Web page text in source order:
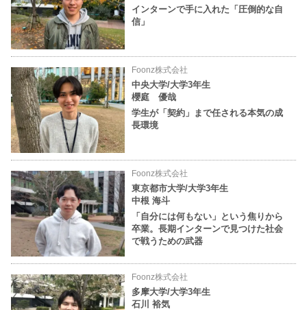
インターンで手に入れた「圧倒的な自
信」
Foonz株式会社
中央大学/大学3年生
櫻庭 優哉
学生が「契約」まで任される本気の成
長環境
Foonz株式会社
東京都市大学/大学3年生
中根 海斗
「自分には何もない」という焦りから
卒業。長期インターンで見つけた社会
で戦うための武器
Foonz株式会社
多摩大学/大学3年生
石川 裕気